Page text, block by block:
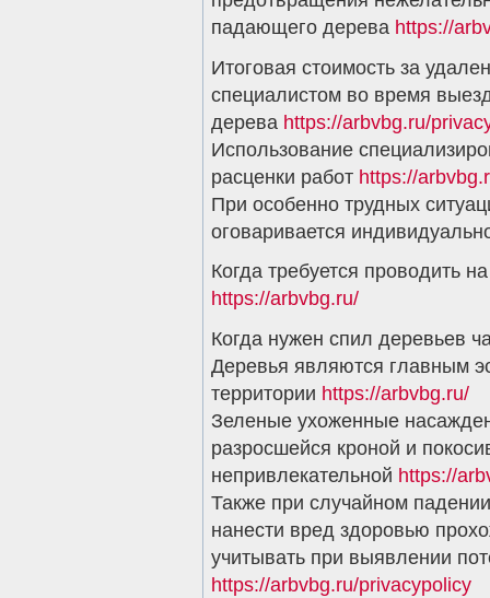
падающего дерева https://
Итоговая стоимость за
специалистом во время
дерева https://arbvbg.ru/
Использование
расценки работ https://
При особенно трудных
оговаривается
Когда требуется проводить
https://arbvbg.ru/
Когда нужен спил деревьев
Деревья являются главным
территории https://arbvbg.ru/
Зеленые ухоженные
разросшейся кроной и
непривлекательной https://
Также при случайном
нанести вред здоровью
учитывать при выявлении
https://arbvbg.ru/privacypolicy